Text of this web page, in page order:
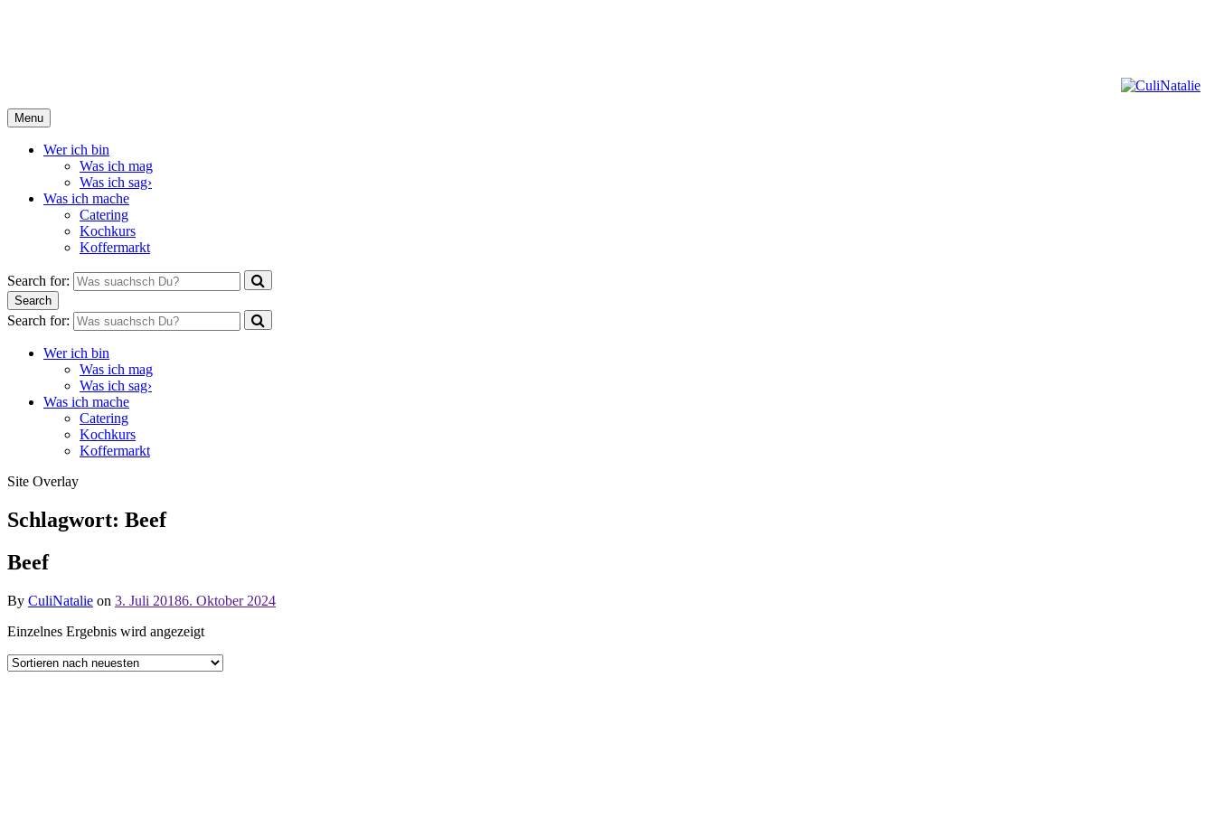
CuliNatalie
Menu
Wer ich bin
Was ich mag
Was ich sag›
Was ich mache
Catering
Kochkurs
Koffermarkt
Search for:
Search
Search for:
Wer ich bin
Was ich mag
Was ich sag›
Was ich mache
Catering
Kochkurs
Koffermarkt
Site Overlay
Schlagwort: Beef
Beef
By CuliNatalie on 3. Juli 20186. Oktober 2024
Einzelnes Ergebnis wird angezeigt